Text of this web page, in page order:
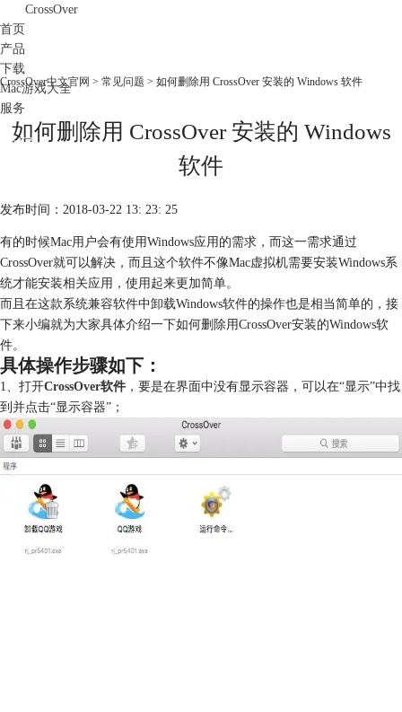
CrossOver
首页
产品
下载
Mac游戏大全
服务
购买
CrossOver中文官网 > 常见问题 > 如何删除用 CrossOver 安装的 Windows 软件
如何删除用 CrossOver 安装的 Windows
软件
发布时间：2018-03-22 13: 23: 25
有的时候Mac用户会有使用Windows应用的需求，而这一需求通过
CrossOver就可以解决，而且这个软件不像Mac虚拟机需要安装Windows系
统才能安装相关应用，使用起来更加简单。
而且在这款系统兼容软件中卸载Windows软件的操作也是相当简单的，接
下来小编就为大家具体介绍一下如何删除用CrossOver安装的Windows软
件。
具体操作步骤如下：
1、打开CrossOver软件，要是在界面中没有显示容器，可以在“显示”中找
到并点击“显示容器”；